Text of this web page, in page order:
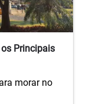
Principais
morar no